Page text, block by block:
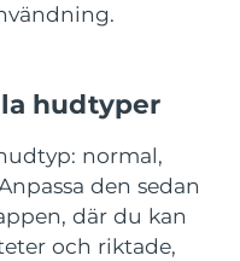
hudtyper
normal,
den sedan
där du kan
och riktade,